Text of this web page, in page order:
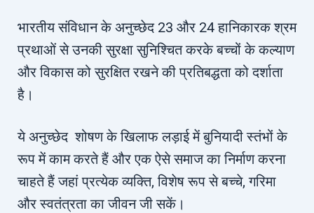
भारतीय संविधान के अनुच्छेद 23 और 24 हानिकारक श्रम
प्रथाओं से उनकी सुरक्षा सुनिश्चित करके बच्चों के कल्याण
और विकास को सुरक्षित रखने की प्रतिबद्धता को दर्शाता
है।
ये अनुच्छेद शोषण के खिलाफ लड़ाई में बुनियादी स्तंभों के
रूप में काम करते हैं और एक ऐसे समाज का निर्माण करना
चाहते हैं जहां प्रत्येक व्यक्ति, विशेष रूप से बच्चे, गरिमा
और स्वतंत्रता का जीवन जी सकें।